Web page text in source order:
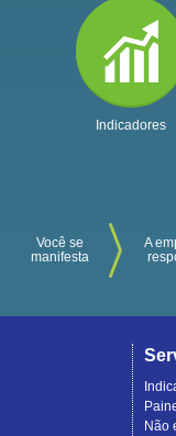
Indicadores
Você se
manifesta
A
Não